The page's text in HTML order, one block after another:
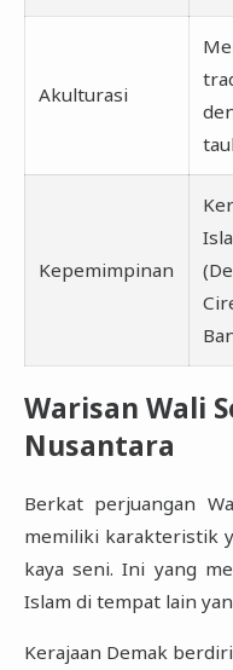
Akulturasi
Kepemimpinan
Warisan Wali
Nusantara
Berkat perjuangan
memiliki karakteristik
kaya seni. Ini yang
Islam di tempat lain
Kerajaan Demak